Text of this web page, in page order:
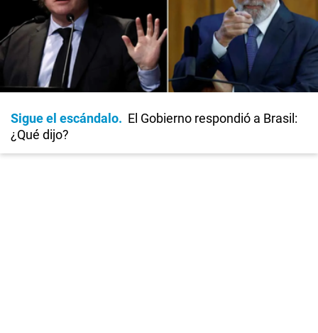
Sigue el escándalo
El Gobierno respondió a Brasil:
¿Qué dijo?